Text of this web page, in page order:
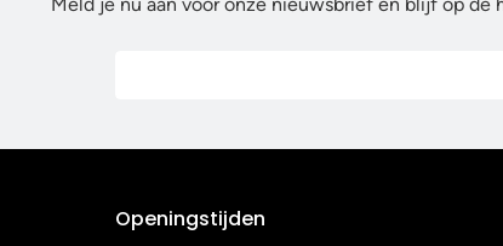
Openingstijden